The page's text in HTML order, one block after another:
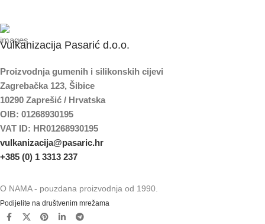
Vulkanizacija Pasarić d.o.o.
Proizvodnja gumenih i silikonskih cijevi
Zagrebačka 123, Šibice
10290 Zaprešić / Hrvatska
OIB: 01268930195
VAT ID: HR01268930195
vulkanizacija@pasaric.hr
+385 (0) 1 3313 237
O NAMA - pouzdana proizvodnja od 1990.
Podijelite na društvenim mrežama